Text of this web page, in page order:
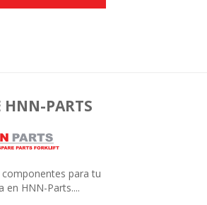
HNN-PARTS
para tu
en HNN-Parts....